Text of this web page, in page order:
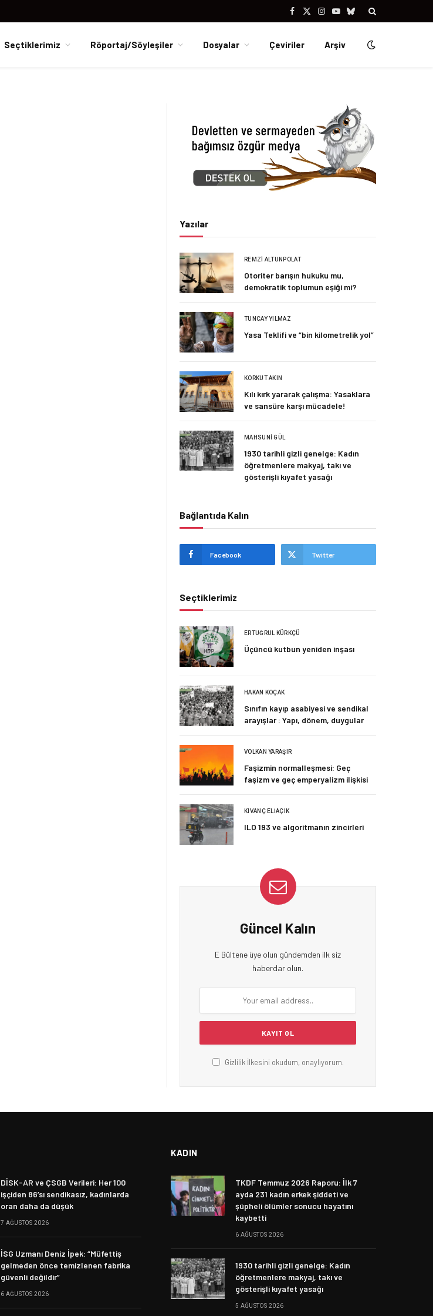
Facebook
X
Instagram
YouTubeBluesky
Seçtiklerimiz Röportaj/Söyleşiler Dosyalar Çeviriler Arşiv
Yazılar
REMZI ALTUNPOLAT
Otoriter barışın hukuku mu,
demokratik toplumun eşiği mi?
TUNCAY YILMAZ
Yasa Teklifi ve “bin kilometrelik yol”
KORKUT AKIN
Kılı kırk yararak çalışma: Yasaklara
ve sansüre karşı mücadele!
MAHSUNI GÜL
1930 tarihli gizli genelge: Kadın
öğretmenlere makyaj, takı ve
gösterişli kıyafet yasağı
Bağlantıda Kalın
Facebook Twitter
Seçtiklerimiz
ERTUĞRUL KÜRKÇÜ
Üçüncü kutbun yeniden inşası
HAKAN KOÇAK
Sınıfın kayıp asabiyesi ve sendikal
arayışlar : Yapı, dönem, duygular
VOLKAN YARAŞIR
Faşizmin normalleşmesi: Geç
faşizm ve geç emperyalizm ilişkisi
KIVANÇ ELIAÇIK
ILO 193 ve algoritmanın zincirleri
Güncel Kalın
E Bültene üye olun gündemden ilk siz
haberdar olun.
Gizlilik İlkesini okudum, onaylıyorum.
DİSK-AR ve ÇSGB Verileri: Her 100
işçiden 86’sı sendikasız, kadınlarda
oran daha da düşük
7 AĞUSTOS 2026
İSG Uzmanı Deniz İpek: “Müfettiş
gelmeden önce temizlenen fabrika
güvenli değildir”
6 AĞUSTOS 2026
KADIN
TKDF Temmuz 2026 Raporu: İlk 7
ayda 231 kadın erkek şiddeti ve
şüpheli ölümler sonucu hayatını
kaybetti
6 AĞUSTOS 2026
1930 tarihli gizli genelge: Kadın
öğretmenlere makyaj, takı ve
gösterişli kıyafet yasağı
5 AĞUSTOS 2026